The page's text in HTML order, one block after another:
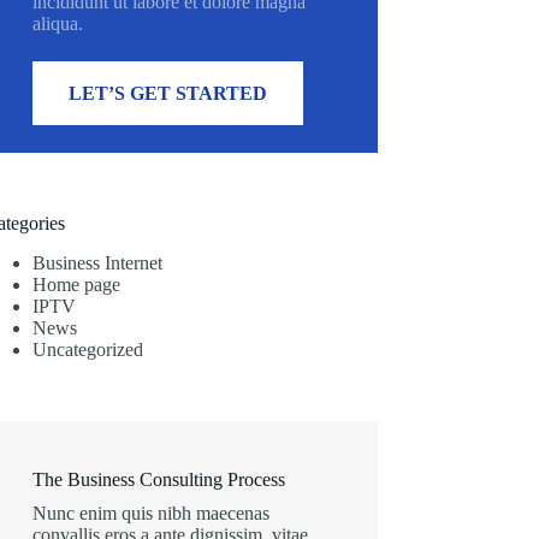
aliqua.
LET’S GET STARTED
Business Internet
Home page
IPTV
News
Uncategorized
The Business Consulting Process
Nunc enim quis nibh maecenas